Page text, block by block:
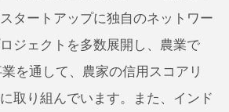
タートアップに独自のネットワー
ジェクトを多数展開し、農業で
を通して、農家の信用スコアリ
取り組んでいます。また、インド